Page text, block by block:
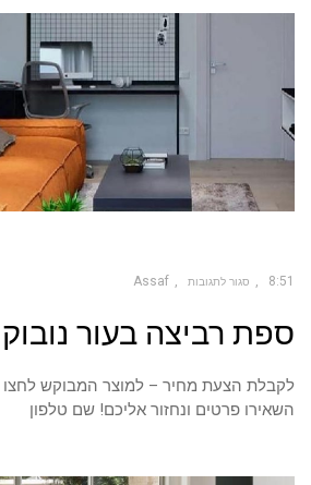
8:51 סגור לתגובות
רביצה
בעור
Assaf
ספת רביצה בעור נובוק
לקבלת הצעת מחיר – למוצר המבוקש לחצו
השאירו פרטים ונחזור אליכם! שם טלפון